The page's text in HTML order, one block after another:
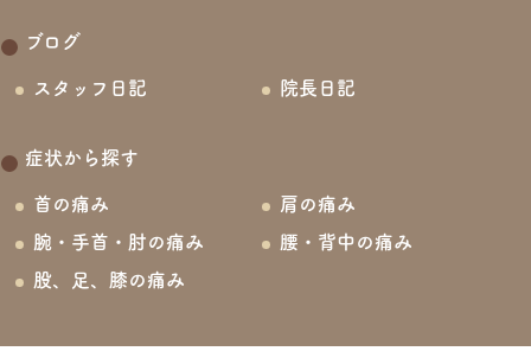
ブログ
スタッフ日記 院長日記
症状から探す
首の痛み
肩の痛み
腕・手首・肘の痛み
腰・背中の痛み
股、足、膝の痛み